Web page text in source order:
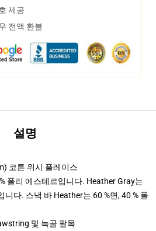
제공
전액 환불
설명
코튼 위시 플레이스
폴리 에스테르입니다. Heather Gray는
니다. 스낵 바 Heather는 60 %면, 40 % 폴
및 늑골 팔목